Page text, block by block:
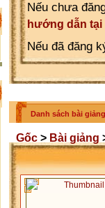
Nếu chưa
hướng dẫn tại
Nếu đã đăng
Danh sách bài
Gốc > Bài giảng